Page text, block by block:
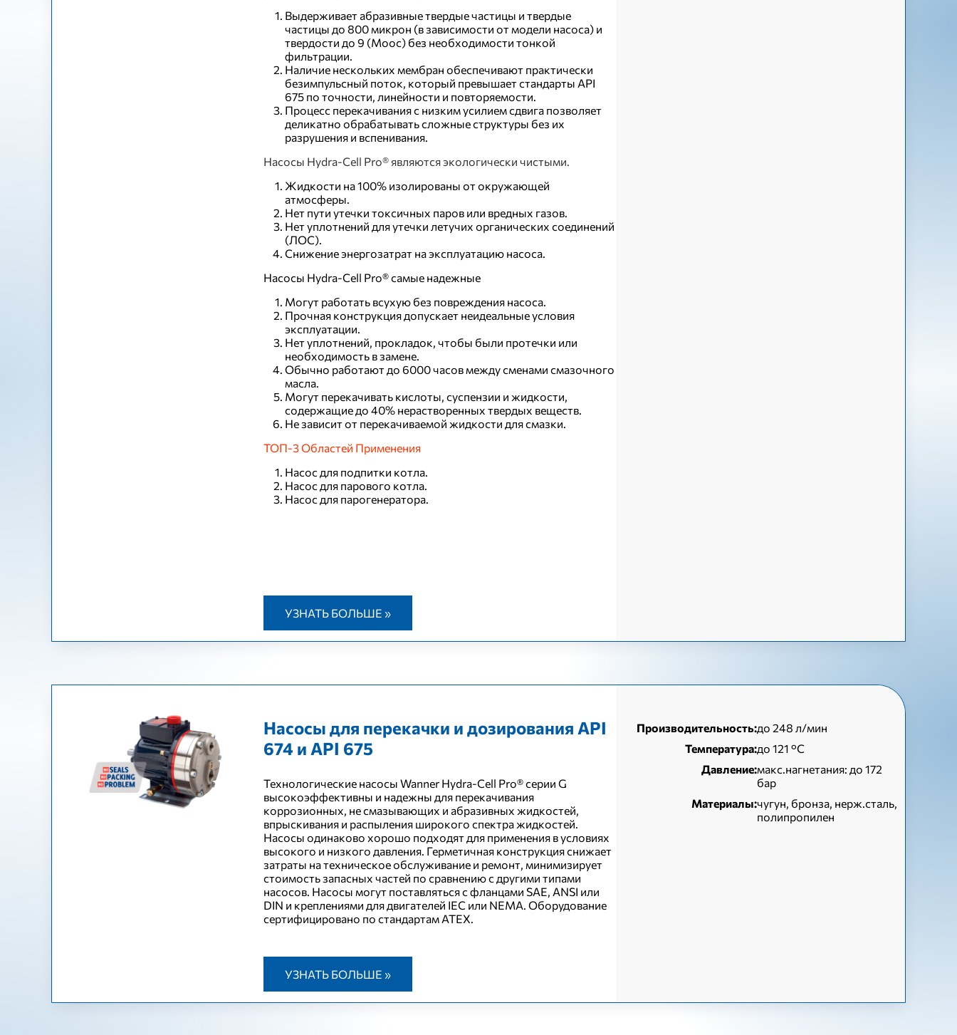
Выдерживает абразивные твердые частицы и твердые
частицы до 800 микрон (в зависимости от модели насоса) и
твердости до 9 (Моос) без необходимости тонкой
фильтрации.
Наличие нескольких мембран обеспечивают практически
безимпульсный поток, который превышает стандарты API
675 по точности, линейности и повторяемости.
Процесс перекачивания с низким усилием сдвига позволяет
деликатно обрабатывать сложные структуры без их
разрушения и вспенивания.
Насосы Hydra-Cell Pro® являются экологически чистыми.
Жидкости на 100% изолированы от окружающей
атмосферы.
Нет пути утечки токсичных паров или вредных газов.
Нет уплотнений для утечки летучих органических соединений
(ЛОС).
Снижение энергозатрат на эксплуатацию насоса.
Насосы Hydra-Cell Pro® самые надежные
Могут работать всухую без повреждения насоса.
Прочная конструкция допускает неидеальные условия
эксплуатации.
Нет уплотнений, прокладок, чтобы были протечки или
необходимость в замене.
Обычно работают до 6000 часов между сменами смазочного
масла.
Могут перекачивать кислоты, суспензии и жидкости,
содержащие до 40% нерастворенных твердых веществ.
Не зависит от перекачиваемой жидкости для смазки.
ТОП-3 Областей Применения
Насос для подпитки котла.
Насос для парового котла.
Насос для парогенератора.
УЗНАТЬ БОЛЬШЕ »
Насосы для перекачки и дозирования API
674 и API 675
Технологические насосы Wanner Hydra-Cell Pro® серии G
высокоэффективны и надежны для перекачивания
коррозионных, не смазывающих и абразивных жидкостей,
впрыскивания и распыления широкого спектра жидкостей.
Насосы одинаково хорошо подходят для применения в условиях
высокого и низкого давления. Герметичная конструкция снижает
затраты на техническое обслуживание и ремонт, минимизирует
стоимость запасных частей по сравнению с другими типами
насосов. Насосы могут поставляться с фланцами SAE, ANSI или
DIN и креплениями для двигателей IEC или NEMA. Оборудование
сертифицировано по стандартам ATEX.
УЗНАТЬ БОЛЬШЕ »
Производительность:до 248 л/мин
Температура:до 121 °С
Давление:макс.нагнетания: до 172
бар
Материалы:чугун, бронза, нерж.сталь,
полипропилен